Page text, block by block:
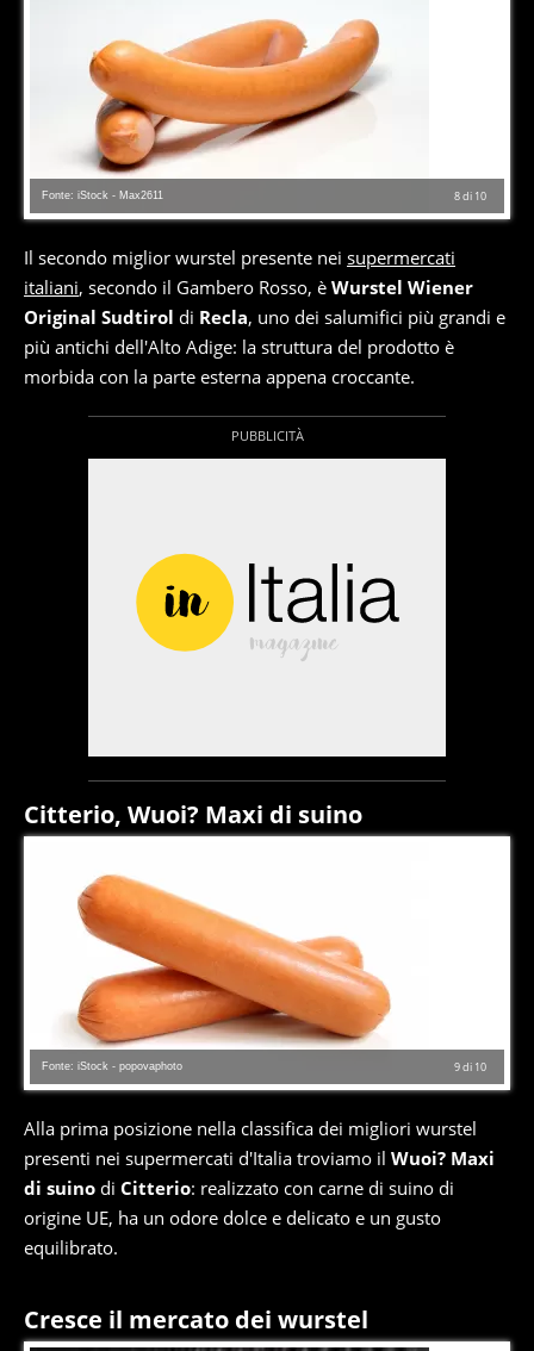
8di 10
Fonte: iStock - Max2611
Il secondo miglior wurstel presente nei supermercati
italiani, secondo il Gambero Rosso, è Wurstel Wiener
Original Sudtirol di Recla, uno dei salumifici più grandi e
più antichi dell'Alto Adige: la struttura del prodotto è
morbida con la parte esterna appena croccante.
Citterio, Wuoi? Maxi di suino
9di 10
Fonte: iStock - popovaphoto
Alla prima posizione nella classifica dei migliori wurstel
presenti nei supermercati d'Italia troviamo il Wuoi? Maxi
di suino di Citterio: realizzato con carne di suino di
origine UE, ha un odore dolce e delicato e un gusto
equilibrato.
Cresce il mercato dei wurstel